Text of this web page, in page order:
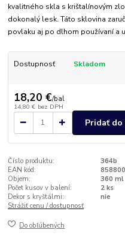
kvalitného skla s krištalínovým
dokonalý lesk. Táto sklovina
povlaku aj po dlhom používaní a
Dostupnosť Skladom
18,20 €/bal
14,80 € bez DPH
Pridať do
Číslo produktu:
364b
EAN kód:
Objem:
360 ml
Počet kusov v balení:
2 ks
Dekor s kryštálmi:
nie
Strážiť cenu / dostupnosť
Do obľúbených